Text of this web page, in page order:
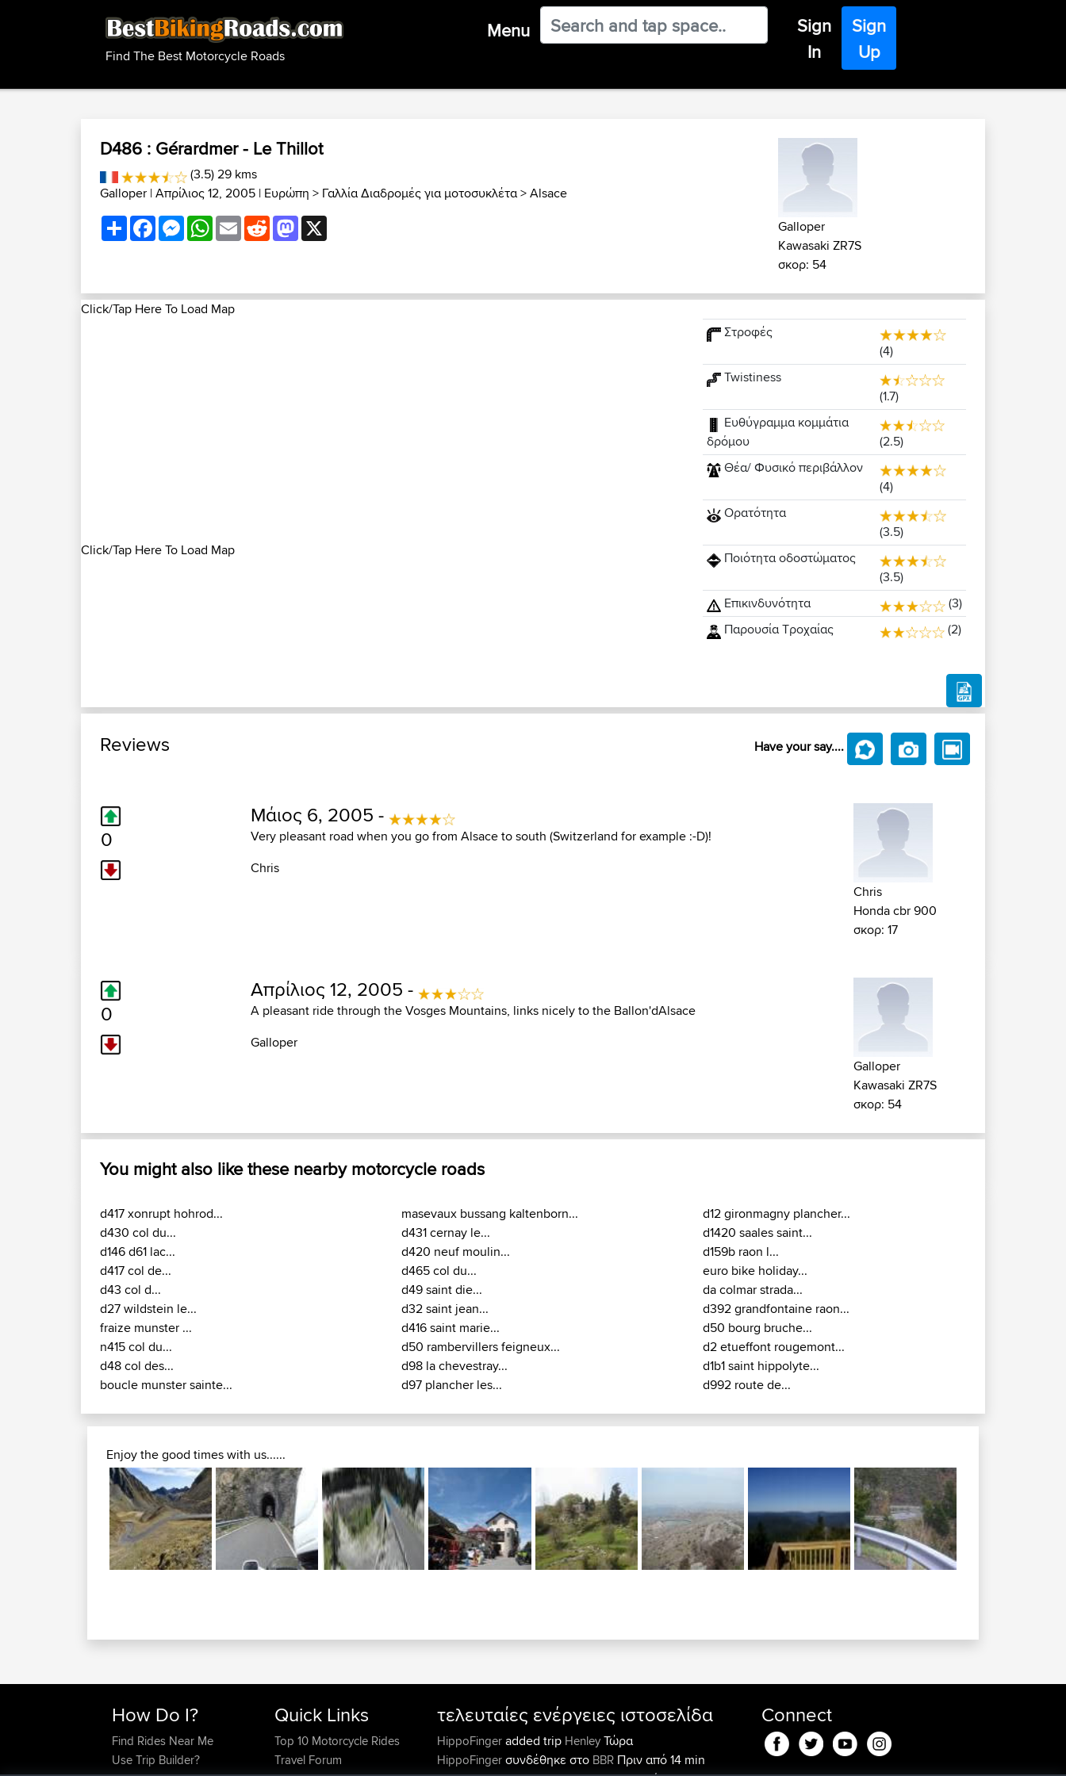
Find The Best Motorcycle Roads
Menu
Sign
In
Sign
Up
D486 : Gérardmer - Le Thillot
(3.5) 29 kms
Galloper | Απρίλιος 12, 2005 | Ευρώπη > Γαλλία Διαδρομές για μοτοσυκλέτα>Alsace
ShareFacebookMessenger
WhatsApp
EmailRedditMastodon
Galloper
Kawasaki ZR7S
σκορ: 54
Click/Tap Here To Load Map
Click/Tap Here To Load Map
Στροφές
(4)
Twistiness
(1.7)
Ευθύγραμμα κομμάτια
δρόμου
(2.5)
Θέα/ Φυσικό περιβάλλον
(4)
Ορατότητα
(3.5)
Ποιότητα οδοστώματος
(3.5)
Επικινδυνότητα
(3)
Παρουσία Τροχαίας
(2)
Reviews Have your say....
0
Μάιος 6, 2005 -
Very pleasant road when you go from Alsace to south (Switzerland for example :-D)!
Chris
Chris
Honda cbr 900
σκορ: 17
0
Απρίλιος 12, 2005 -
A pleasant ride through the Vosges Mountains, links nicely to the Ballon'dAlsace
Galloper
Galloper
Kawasaki ZR7S
σκορ: 54
You might also like these nearby motorcycle roads
d417 xonrupt hohrod...
d430 col du...
d146 d61 lac...
d417 col de...
d43 col d...
d27 wildstein le...
fraize munster ...
n415 col du...
d48 col des...
boucle munster sainte...
masevaux bussang kaltenborn...
d431 cernay le...
d420 neuf moulin...
d465 col du...
d49 saint die...
d32 saint jean...
d416 saint marie...
d50 rambervillers feigneux...
d98 la chevestray...
d97 plancher les...
d12 gironmagny plancher...
d1420 saales saint...
d159b raon l...
euro bike holiday...
da colmar strada...
d392 grandfontaine raon...
d50 bourg bruche...
d2 etueffont rougemont...
d1b1 saint hippolyte...
d992 route de...
Enjoy the good times with us......
How Do I?
Find Rides Near Me
Use Trip Builder?
Quick Links
Top 10 Motorcycle Rides
Travel Forum
τελευταίες ενέργειες ιστοσελίδα
HippoFingeradded trip HenleyΤώρα
HippoFingerσυνδέθηκε στο BBRΠριν από 14 min
Connect